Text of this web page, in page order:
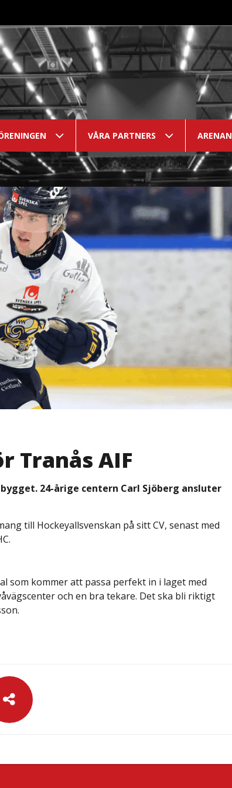
VÅRA PARTNERS ARENAN
Tranås AIF
24-årige centern Carl Sjöberg ansluter
till Hockeyallsvenskan på sitt CV, senast med
som kommer att passa perfekt in i laget med
och en bra tekare. Det ska bli riktigt